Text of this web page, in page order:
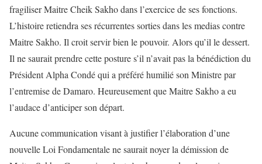
fragiliser Maitre Cheik Sakho dans l’exercice de ses fonctions.
L’histoire retiendra ses récurrentes sorties dans les medias contre
Maitre Sakho. Il croit servir bien le pouvoir. Alors qu’il le dessert.
Il ne saurait prendre cette posture s’il n’avait pas la bénédiction du
Président Alpha Condé qui a préféré humilié son Ministre par
l’entremise de Damaro. Heureusement que Maitre Sakho a eu
l’audace d’anticiper son départ.
Aucune communication visant à justifier l’élaboration d’une
nouvelle Loi Fondamentale ne saurait noyer la démission de